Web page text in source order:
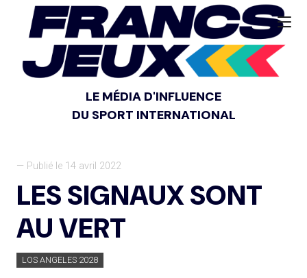
LE MÉDIA D'INFLUENCE
DU SPORT INTERNATIONAL
— Publié le 14 avril 2022
LES SIGNAUX SONT
AU VERT
LOS ANGELES 2028